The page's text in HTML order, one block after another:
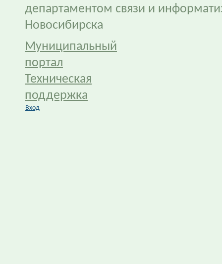
департаментом связи и
Новосибирска
Муниципальный
портал
Техническая
поддержка
Вход